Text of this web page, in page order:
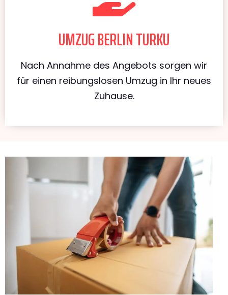
UMZUG BERLIN TURKU
Nach Annahme des Angebots sorgen wir
für einen reibungslosen Umzug in Ihr neues
Zuhause.